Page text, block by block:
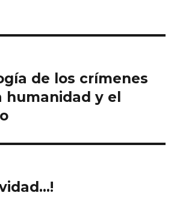
de los crímenes
humanidad y el